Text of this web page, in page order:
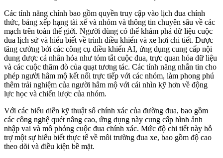
Các tính năng chính bao gồm quyền truy cập vào lịch đua chính
thức, bảng xếp hạng tài xế và nhóm và thông tin chuyên sâu về các
mạch trên toàn thế giới. Người dùng có thể khám phá dữ liệu cuộc
đua lịch sử và hiểu biết về trình điều khiển và xe hơi chi tiết. Được
tăng cường bởi các công cụ điều khiển AI, ứng dụng cung cấp nội
dung được cá nhân hóa như tóm tắt cuộc đua, trực quan hóa dữ liệu
và các cuộc thăm dò của quạt tương tác. Các tính năng nhắn tin cho
phép người hâm mộ kết nối trực tiếp với các nhóm, làm phong phú
thêm trải nghiệm của người hâm mộ với cái nhìn kỹ hơn về động
lực học và chiến lược của nhóm.
Với các biểu diễn kỹ thuật số chính xác của đường đua, bao gồm
các công nghệ quét nâng cao, ứng dụng này cung cấp hình ảnh
nhập vai và mô phỏng cuộc đua chính xác. Mức độ chi tiết này hỗ
trợ một sự hiểu biết thực tế về môi trường đua xe, bao gồm độ cao
theo dõi và điều kiện bề mặt.